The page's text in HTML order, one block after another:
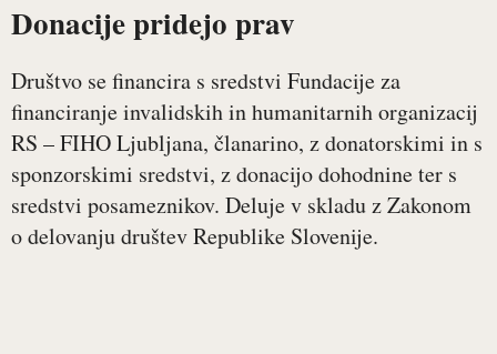
Donacije pridejo prav
Društvo se financira s sredstvi Fundacije za
financiranje invalidskih in humanitarnih organizacij
RS – FIHO Ljubljana, članarino, z donatorskimi in s
sponzorskimi sredstvi, z donacijo dohodnine ter s
sredstvi posameznikov. Deluje v skladu z Zakonom
o delovanju društev Republike Slovenije.